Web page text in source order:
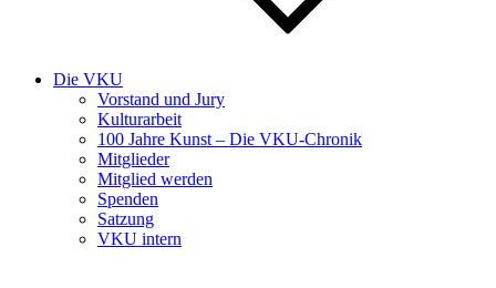
Die VKU
Vorstand und Jury
Kulturarbeit
100 Jahre Kunst – Die VKU-Chronik
Mitglieder
Mitglied werden
Spenden
Satzung
VKU intern